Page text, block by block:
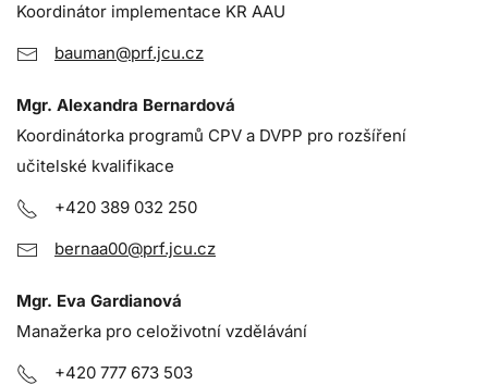
Koordinátor implementace KR AAU
bauman@prf.jcu.cz
Mgr. Alexandra Bernardová
Koordinátorka programů CPV a DVPP pro rozšíření
učitelské kvalifikace
+420 389 032 250
bernaa00@prf.jcu.cz
Mgr. Eva Gardianová
Manažerka pro celoživotní vzdělávání
+420 777 673 503